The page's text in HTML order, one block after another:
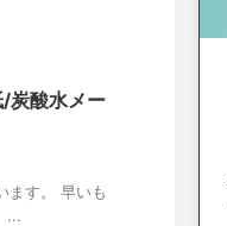
炭酸水メー
ます。 早いも
...